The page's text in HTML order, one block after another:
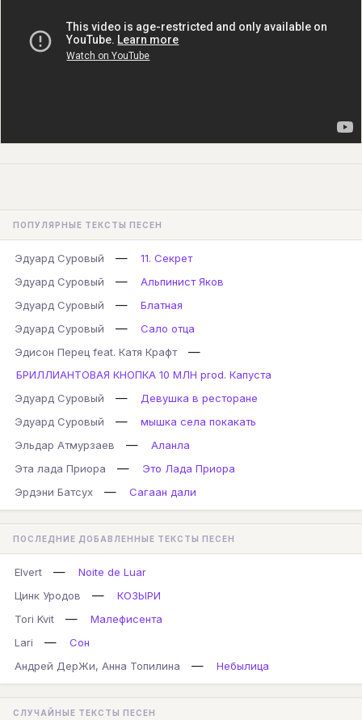
ПОПУЛЯРНЫЕ ТЕКСТЫ ПЕСЕН
Эдуард Суровый —
11. Секрет
Эдуард Суровый
—
Альпинист Яков
Эдуард Суровый
—
Блатная
Эдуард Суровый
—
Сало отца
Эдисон Перец feat. Катя Крафт
—
БРИЛЛИАНТОВАЯ КНОПКА 10 МЛН prod. Капуста
Эдуард Суровый
—
Девушка в ресторане
Эдуард Суровый
—
мышка села покакать
Эльдар Атмурзаев
—
Аланла
Эта лада Приора
—
Это Лада Приора
Эрдэни Батсух
— Сагаан дали
ПОСЛЕДНИЕ ДОБАВЛЕННЫЕ ТЕКСТЫ ПЕСЕН
Elvert —
Noite de Luar
Цинк Уродов
—
КОЗЫРИ
Tori Kvit
—
Малефисента
Lari
—
Сон
Андрей ДерЖи, Анна Топилина
— Небылица
СЛУЧАЙНЫЕ ТЕКСТЫ ПЕСЕН